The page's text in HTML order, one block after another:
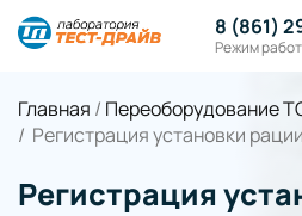
8 (861)
Режим
Главная / Переоборудование
/ Регистрация установки рации
Регистрация